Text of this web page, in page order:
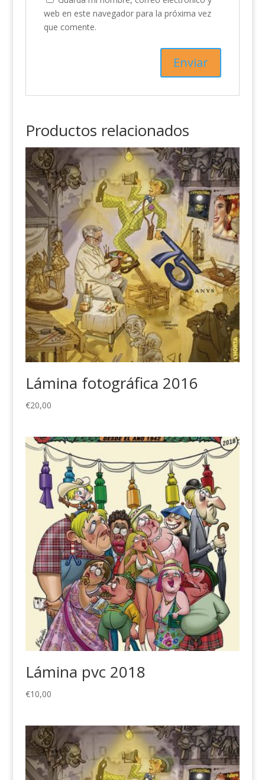
web en este navegador para la próxima vez
que comente.
Productos relacionados
Lámina fotográfica 2016
€20,00
Lámina pvc 2018
€10,00